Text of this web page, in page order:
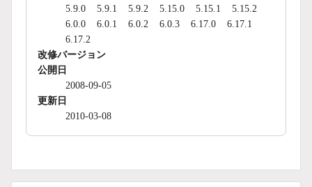
5.9.0
5.9.1 5.9.2 5.15.0 5.15.1
5.15.2
6.0.0
6.0.1 6.0.2 6.0.3 6.17.0
6.17.1
6.17.2
改修バージョン
公開日
2008-09-05
更新日
2010-03-08